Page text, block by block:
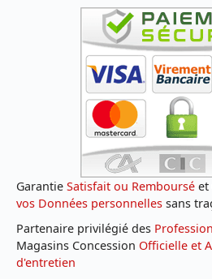
Garantie Satisfait ou Remboursé et
vos Données personnelles sans
Partenaire privilégié des
Magasins Concession Officielle et
d'entretien